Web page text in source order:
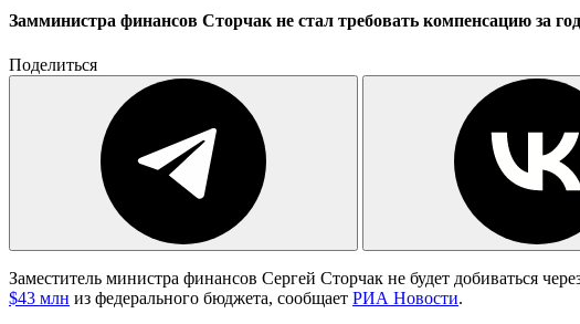
Замминистра финансов Сторчак не стал требовать компенсацию за
Поделиться
Заместитель министра финансов Сергей Сторчак не будет добиваться
$43 млн из федерального бюджета, сообщает РИА Новости.